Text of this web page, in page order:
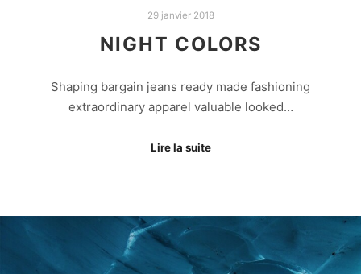
29 janvier 2018
NIGHT COLORS
Shaping bargain jeans ready made fashioning
extraordinary apparel valuable looked…
Lire la suite